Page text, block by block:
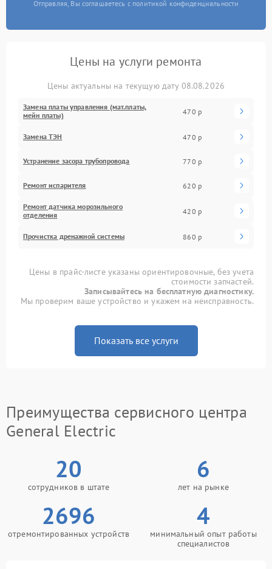
Отправляя, Вы соглашаетесь с политикой конфиденциальности
Цены на услуги ремонта
Цены актуальны на текущую дату 08.08.2026
Замена платы управления (мат.платы,
мейн платы)
470 р
Замена ТЭН 470 р
Устранение засора трубопровода 770 р
Ремонт испарителя 620 р
Ремонт датчика морозильного
отделения
420 р
Прочистка дренажной системы 860 р
Цены в прайс-листе указаны ориентировочные, без учета
стоимости запчастей.
Записывайтесь на бесплатную диагностику.
Мы проверим ваше устройство и укажем на неисправность.
Показать все услуги
Преимущества сервисного центра
General Electric
20
сотрудников в штате
6
лет на рынке
2696
отремонтированных устройств
4
минимальный опыт работы
специалистов